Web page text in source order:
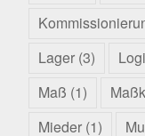
Lager (3)
Maß (1)
Mieder (1)